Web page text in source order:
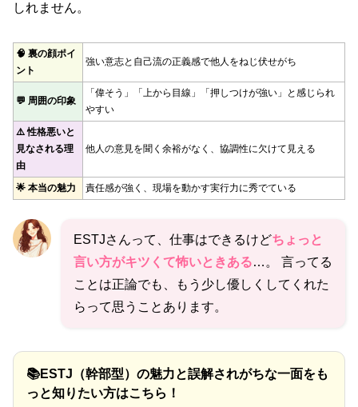
しれません。
🧠 裏の顔ポイ
ント
強い意志と自己流の正義感で他人をねじ伏せがち
💬 周囲の印象
「偉そう」「上から目線」「押しつけが強い」と感じられ
やすい
⚠️ 性格悪いと
見なされる理
由
他人の意見を聞く余裕がなく、協調性に欠けて見える
🌟 本当の魅力 責任感が強く、現場を動かす実行力に秀でている
ESTJさんって、仕事はできるけどちょっと
言い方がキツくて怖いときある…。 言ってる
ことは正論でも、もう少し優しくしてくれた
らって思うことあります。
📚ESTJ（幹部型）の魅力と誤解されがちな一面をも
っと知りたい方はこちら！